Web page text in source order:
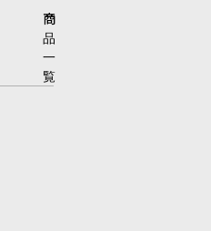
商
品
一
覧